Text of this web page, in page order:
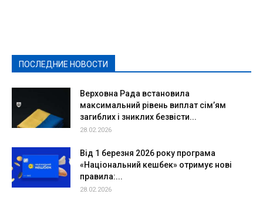
ПОСЛЕДНИЕ НОВОСТИ
Верховна Рада встановила
максимальний рівень виплат сім’ям
загиблих і зниклих безвісти...
28.02.2026
Від 1 березня 2026 року програма
«Національний кешбек» отримує нові
правила:...
28.02.2026